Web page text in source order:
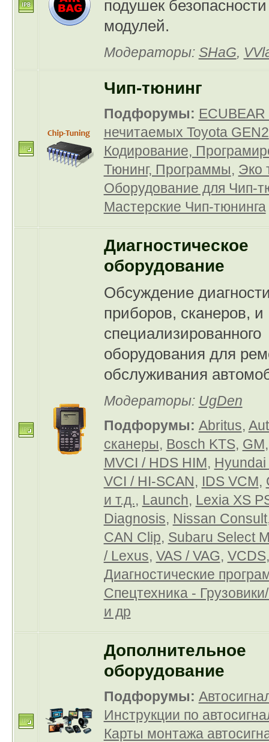
подушек
модулей.
Модераторы: SHaG,
Чип-тюнинг
Подфорумы:
нечитаемых Toyota GEN2
Кодирование,
Тюнинг, Программы, Эко
Оборудование для Чип-
Мастерские Чип-тюнинга
Диагностическое
оборудование
Обсуждение
приборов, сканеров, и
специализированного
оборудования для
обслуживания
Модераторы: UgDen
Подфорумы: Abritus,
сканеры, Bosch KTS, GM
MVCI / HDS HIM, Hyundai
VCI / HI-SCAN, IDS VCM,
и т.д., Launch, Lexia XS
Diagnosis, Nissan Consult
CAN Clip, Subaru Select
/ Lexus, VAS / VAG, VCDS,
Диагностические
Спецтехника -
и др
Дополнительное
оборудование
Подфорумы:
Инструкции по
Карты монтажа